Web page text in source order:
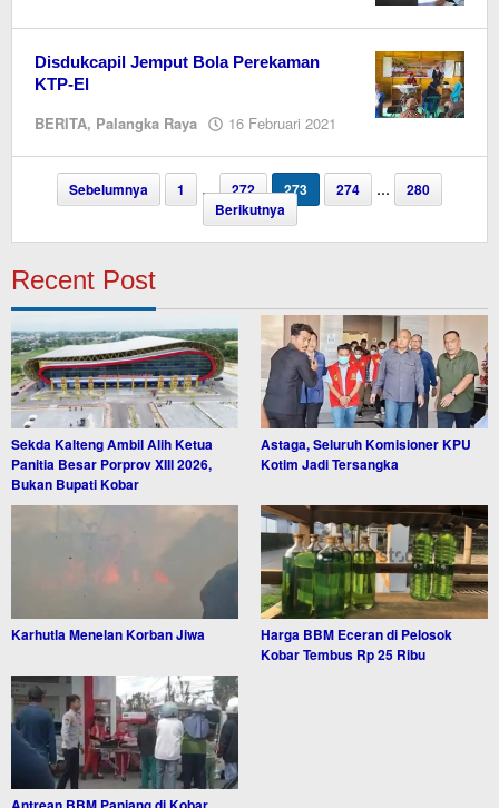
Disdukcapil Jemput Bola Perekaman
KTP-El
BERITA, Palangka Raya 16 Februari 2021
oleh
Sebelumnya 1 … 272 273 274 …
280
Berikutnya
Recent Post
Sekda Kalteng Ambil Alih Ketua
Panitia Besar Porprov XIII 2026,
Bukan Bupati Kobar
Astaga, Seluruh Komisioner KPU
Kotim Jadi Tersangka
Karhutla Menelan Korban Jiwa
Harga BBM Eceran di Pelosok
Kobar Tembus Rp 25 Ribu